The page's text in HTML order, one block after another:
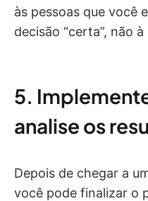
às pessoas que você
decisão “certa”, não à
5.
analise os
Depois de chegar a
você pode finalizar o